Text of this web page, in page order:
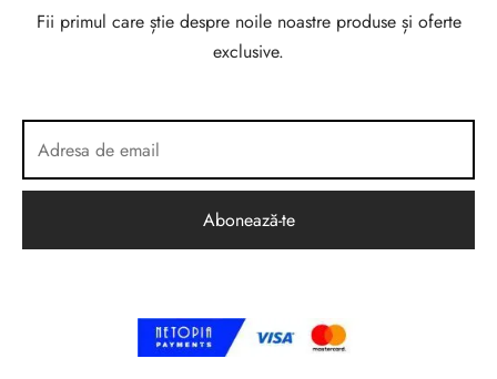
Fii primul care știe despre noile noastre produse și oferte
exclusive.